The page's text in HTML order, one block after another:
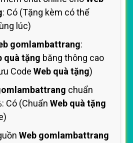
: Có (Tặng kèm có thể
lúc)
gomlambattrang:
quà tặng băng thông cao
Code Web quà tặng)
chuẩn
Có (Chuẩn Web quà tặng
Web gomlambattrang